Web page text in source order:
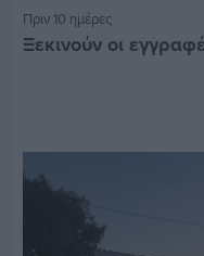
Πριν 10 ημέρες
Ξεκινούν οι